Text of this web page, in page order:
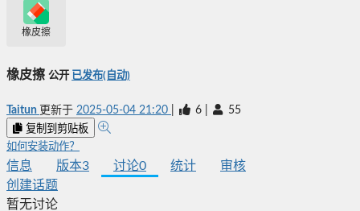
橡皮擦
橡皮擦 公开 已发布(自动)
Taitun 更新于 2025-05-04 21:20 6 55
复制到剪贴板
如何安装动作？
信息 版本3 讨论0 统计
审核
创建话题
暂无讨论